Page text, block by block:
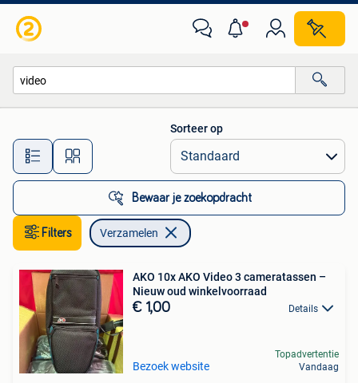
Alle afstanden…
Sorteer op
Bewaar je zoekopdracht
Filters Verzamelen
AKO 10x AKO Video 3 cameratassen –
Nieuw oud winkelvoorraad
€ 1,00 Details
Bezoek website
Topadvertentie
Vandaag